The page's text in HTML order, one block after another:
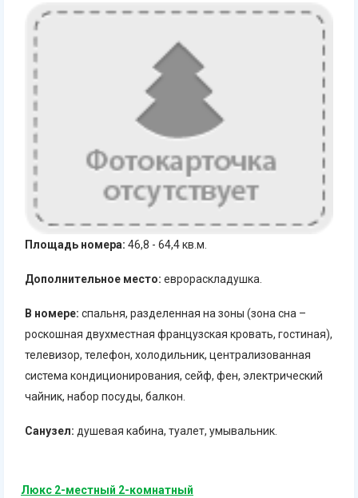
Площадь номера: 46,8 - 64,4 кв.м.
Дополнительное место: еврораскладушка.
В номере: спальня, разделенная на зоны (зона сна –
роскошная двухместная французская кровать, гостиная),
телевизор, телефон, холодильник, централизованная
система кондиционирования, сейф, фен, электрический
чайник, набор посуды, балкон.
Санузел: душевая кабина, туалет, умывальник.
Люкс 2-местный 2-комнатный